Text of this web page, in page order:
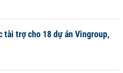
tài trợ cho 18 dự án Vingroup,